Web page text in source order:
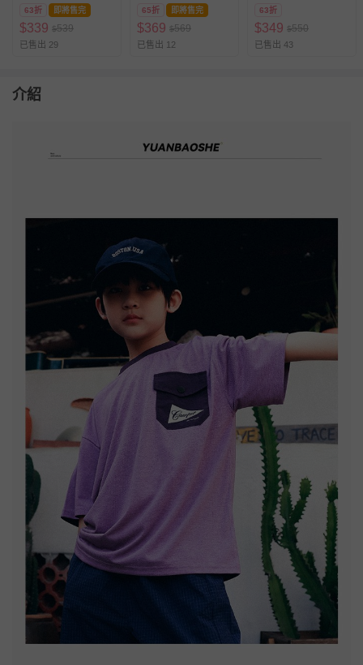
袋-綠色
63折 即將售完
$339 $539
已售出 29
袋-紫色
65折 即將售完
$369 $569
已售出 12
63折
$349 $550
已售出 43
介紹